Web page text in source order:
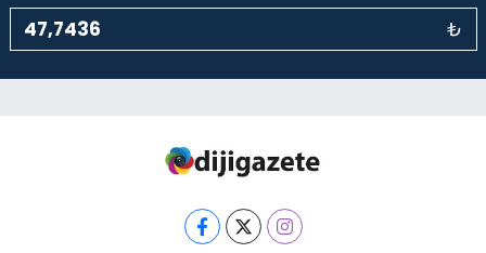
₺